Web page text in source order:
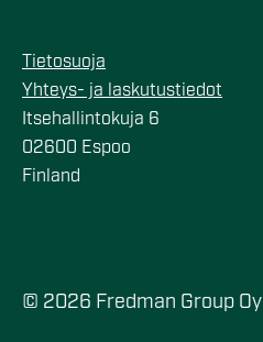
Tietosuoja
Yhteys- ja laskutustiedot
Itsehallintokuja 6
02600 Espoo
Finland
© 2026 Fredman Group Oy